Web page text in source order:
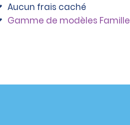
Aucun frais caché
Gamme de modèles Famille